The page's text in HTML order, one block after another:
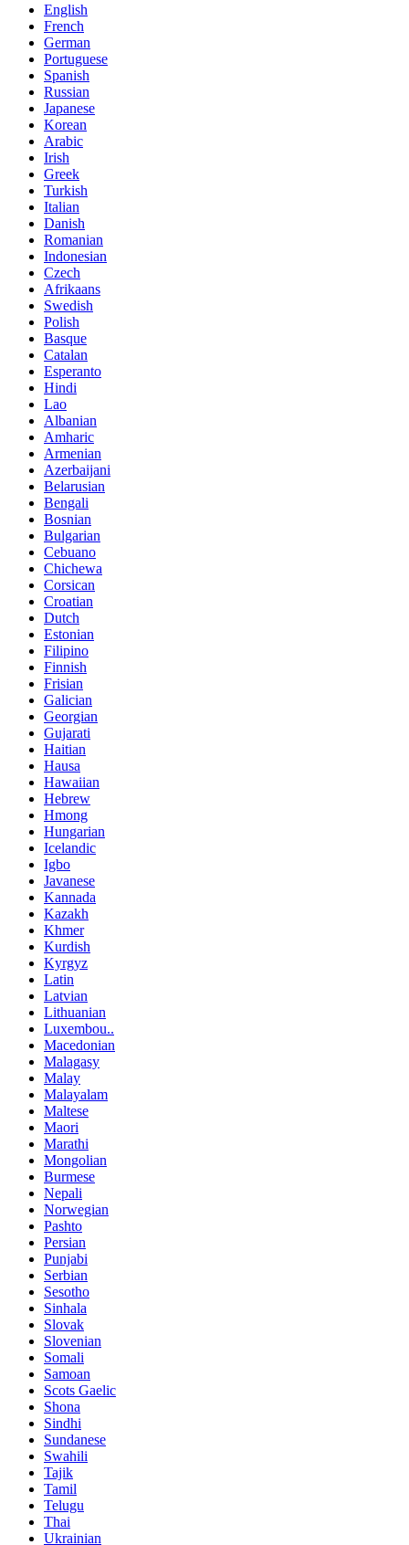
English
French
German
Portuguese
Spanish
Russian
Japanese
Korean
Arabic
Irish
Greek
Turkish
Italian
Danish
Romanian
Indonesian
Czech
Afrikaans
Swedish
Polish
Basque
Catalan
Esperanto
Hindi
Lao
Albanian
Amharic
Armenian
Azerbaijani
Belarusian
Bengali
Bosnian
Bulgarian
Cebuano
Chichewa
Corsican
Croatian
Dutch
Estonian
Filipino
Finnish
Frisian
Galician
Georgian
Gujarati
Haitian
Hausa
Hawaiian
Hebrew
Hmong
Hungarian
Icelandic
Igbo
Javanese
Kannada
Kazakh
Khmer
Kurdish
Kyrgyz
Latin
Latvian
Lithuanian
Luxembou..
Macedonian
Malagasy
Malay
Malayalam
Maltese
Maori
Marathi
Mongolian
Burmese
Nepali
Norwegian
Pashto
Persian
Punjabi
Serbian
Sesotho
Sinhala
Slovak
Slovenian
Somali
Samoan
Scots Gaelic
Shona
Sindhi
Sundanese
Swahili
Tajik
Tamil
Telugu
Thai
Ukrainian